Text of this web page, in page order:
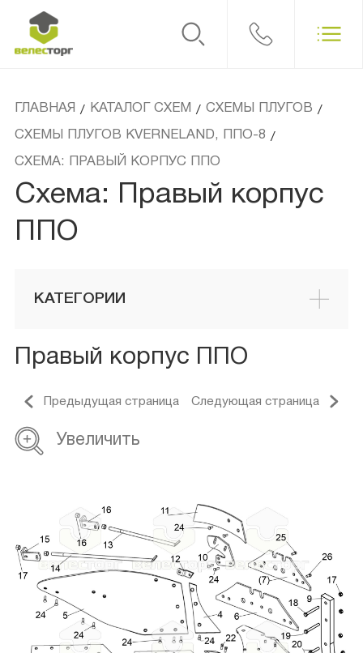
ГЛАВНАЯ / КАТАЛОГ СХЕМ / СХЕМЫ ПЛУГОВ /
СХЕМЫ ПЛУГОВ KVERNELAND, ППО-8 /
СХЕМА: ПРАВЫЙ КОРПУС ППО
Схема: Правый корпус
ППО
КАТЕГОРИИ
Правый корпус ППО
Увеличить
Предыдущая страница Следующая страница